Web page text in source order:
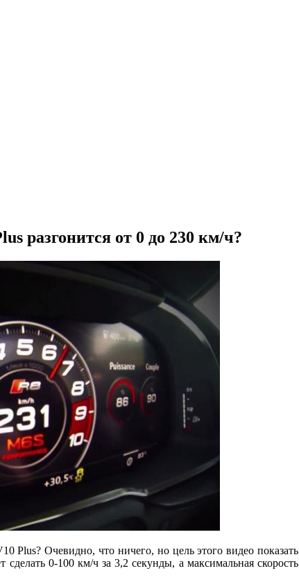
разгонится от 0 до 230 км/ч?
Plus? Очевидно, что ничего, но цель этого видео показать
0-100 км/ч за 3,2 секунды, а максимальная скорость